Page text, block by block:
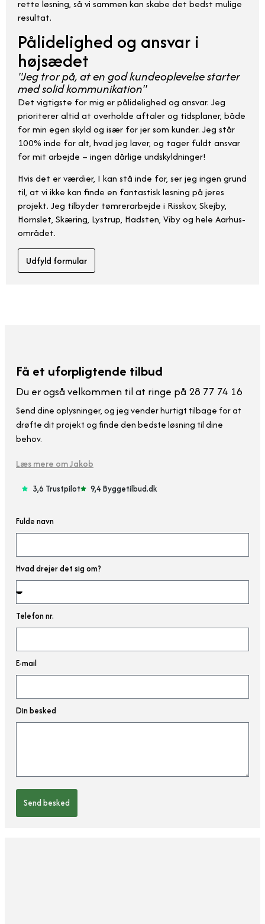
rette løsning, så vi sammen kan skabe det bedst mulige
resultat.
Pålidelighed og ansvar i
højsædet
"Jeg tror på, at en god kundeoplevelse starter
med solid kommunikation"
Det vigtigste for mig er pålidelighed og ansvar. Jeg
prioriterer altid at overholde aftaler og tidsplaner, både
for min egen skyld og især for jer som kunder. Jeg står
100% inde for alt, hvad jeg laver, og tager fuldt ansvar
for mit arbejde – ingen dårlige undskyldninger!
Hvis det er værdier, I kan stå inde for, ser jeg ingen grund
til, at vi ikke kan finde en fantastisk løsning på jeres
projekt. Jeg tilbyder tømrerarbejde i Risskov, Skejby,
Hornslet, Skæring, Lystrup, Hadsten, Viby og hele Aarhus-
området.
Udfyld formular
Få et uforpligtende tilbud
Du er også velkommen til at ringe på 28 77 74 16
Send dine oplysninger, og jeg vender hurtigt tilbage for at
drøfte dit projekt og finde den bedste løsning til dine
behov.
Læs mere om Jakob
3,6 Trustpilot 9,4 Byggetilbud.dk
Fulde navn
Hvad drejer det sig om?
Telefon nr.
E-mail
Din besked
Send besked